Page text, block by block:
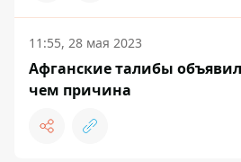
11:55, 28 мая 2023
Афганские талибы
чем причина